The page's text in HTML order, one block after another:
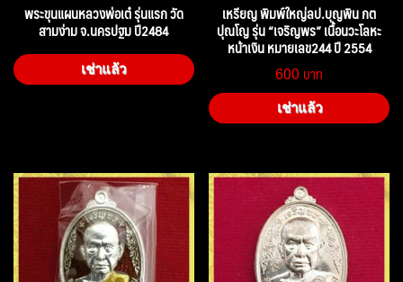
พระขุนแผนหลวงพ่อเต๋ รุ่นแรก วัด
สามง่าม จ.นครปฐม ปี2484
เช่าแล้ว
เหรียญ พิมพ์ใหญ่ลป.บุญพิน กต
ปุณโญ รุ่น “เจริญพร” เนื้อนวะโลหะ
หน้าเงิน หมายเลข244 ปี 2554
600
เช่าแล้ว